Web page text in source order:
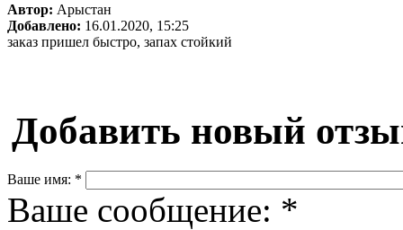
Автор: Арыстан
Добавлено: 16.01.2020, 15:25
заказ пришел быстро, запах стойкий
Добавить новый
Ваше имя: *
Ваше сообщение: *